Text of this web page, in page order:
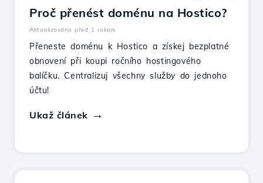
Proč přenést doménu na Hostico?
Aktualizováno před 1 rokem
Přeneste doménu k Hostico a získej bezplatné
obnovení při koupi ročního hostingového
balíčku. Centralizuj všechny služby do jednoho
účtu!
Ukaž článek